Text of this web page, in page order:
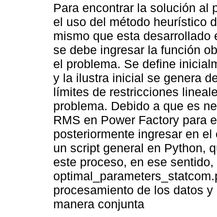
Para encontrar la solución al
el uso del método heurístico
mismo que esta
se debe ingresar la función
el problema. Se define
y la ilustra inicial se genera
límites de restricciones
problema. Debido a que es
RMS en Power Factory para
posteriormente ingresar en
un script general en Python,
este proceso, en ese
procesamiento de los datos
manera conjunta